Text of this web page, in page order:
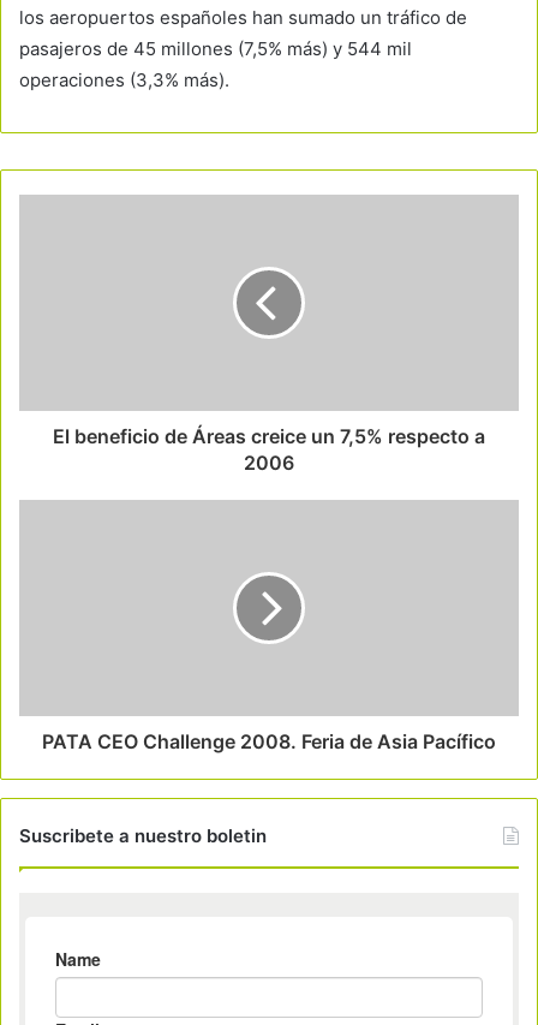
los aeropuertos españoles han sumado un tráfico de
pasajeros de 45 millones (7,5% más) y 544 mil
operaciones (3,3% más).
El beneficio de Áreas creice un 7,5% respecto a
2006
PATA CEO Challenge 2008. Feria de Asia Pacífico
Suscribete a nuestro boletin